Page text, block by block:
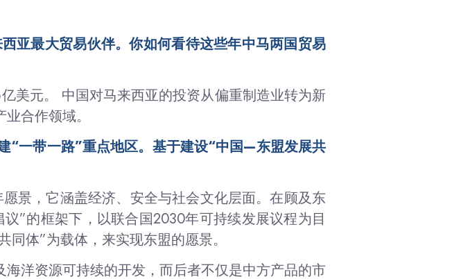
亚最大贸易伙伴。你如何看待这些年中马两国贸易
美元。 中国对马来西亚的投资从偏重制造业转为新
合作领域。
“一带一路”重点地区。基于建设“中国—东盟发展共
景，它涵盖经济、安全与社会文化层面。在顾及东
”的框架下，以联合国2030年可持续发展议程为目
体”为载体，来实现东盟的愿景。
洋资源可持续的开发，而后者不仅是中方产品的市